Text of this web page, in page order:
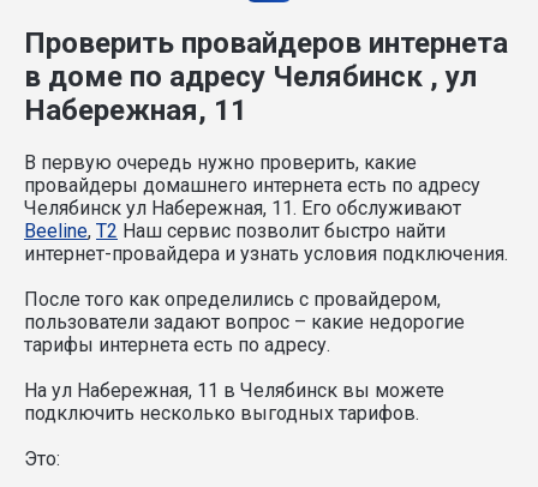
Проверить провайдеров интернета
в доме по адресу Челябинск , ул
Набережная, 11
В первую очередь нужно проверить, какие
провайдеры домашнего интернета есть по адресу
Челябинск ул Набережная, 11. Его обслуживают
Beeline, T2 Наш сервис позволит быстро найти
интернет-провайдера и узнать условия подключения.
После того как определились с провайдером,
пользователи задают вопрос – какие недорогие
тарифы интернета есть по адресу.
На ул Набережная, 11 в Челябинск вы можете
подключить несколько выгодных тарифов.
Это: